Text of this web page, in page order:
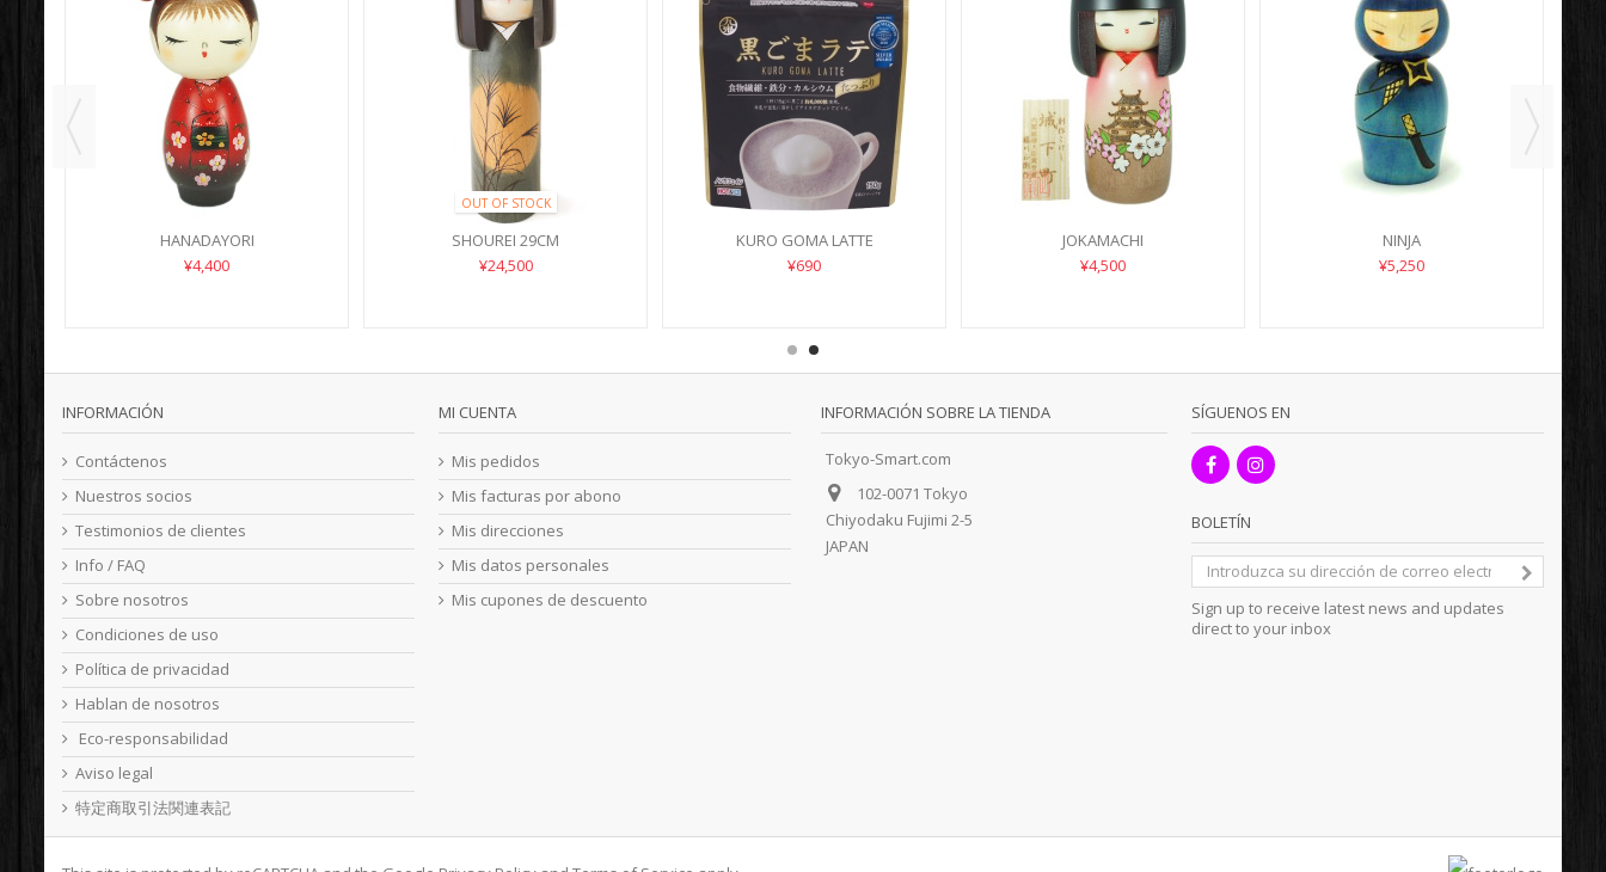
HANADAYORI
¥4,400
OUT OF STOCK
SHOUREI 29CM
¥24,500
KURO GOMA LATTE
¥690
JOKAMACHI
¥4,500
NINJA
¥5,250
INFORMACIÓN
Contáctenos
Nuestros socios
Testimonios de clientes
Info / FAQ
Sobre nosotros
Condiciones de uso
Política de privacidad
Hablan de nosotros
Eco-responsabilidad
Aviso legal
特定商取引法関連表記
MI CUENTA
Mis pedidos
Mis facturas por abono
Mis direcciones
Mis datos personales
Mis cupones de descuento
INFORMACIÓN SOBRE LA TIENDA
Tokyo-Smart.com
102-0071 Tokyo
Chiyodaku Fujimi 2-5
JAPAN
SÍGUENOS EN
BOLETÍN
Sign up to receive latest news and updates
direct to your inbox